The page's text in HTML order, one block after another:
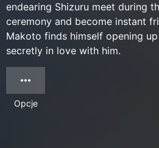
endearing Shizuru meet during
ceremony and become instant
Makoto finds himself opening
secretly in love with him.
Opcje